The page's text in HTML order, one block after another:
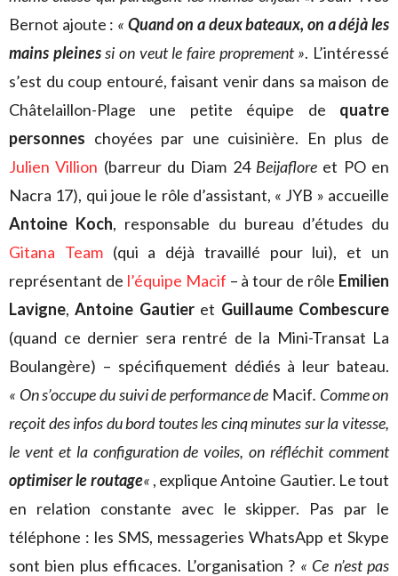
Bernot ajoute : « Quand on a deux bateaux, on a déjà les
mains pleinessi on veut le faire proprement ». L’intéressé
s’est du coup entouré, faisant venir dans sa maison de
Châtelaillon-Plage une petite équipe de quatre
personnes choyées par une cuisinière. En plus de
Julien Villion (barreur du Diam 24 Beijaflore et PO en
Nacra 17), qui joue le rôle d’assistant, « JYB » accueille
Antoine Koch, responsable du bureau d’études du
Gitana Team(qui a déjà travaillé pour lui), et un
représentant de l’équipe Macif – à tour de rôle Emilien
Lavigne,Antoine Gautier et Guillaume Combescure
(quand ce dernier sera rentré de la Mini-Transat La
Boulangère) – spécifiquement dédiés à leur bateau.
« On s’occupe du suivi de performance de Macif. Comme on
reçoit des infos du bord toutes les cinq minutes sur la vitesse,
le vent et la configuration de voiles, on réfléchit comment
optimiser le routage« , explique Antoine Gautier. Le tout
en relation constante avec le skipper. Pas par le
téléphone : les SMS, messageries WhatsApp et Skype
sont bien plus efficaces. L’organisation ? « Ce n’est pas